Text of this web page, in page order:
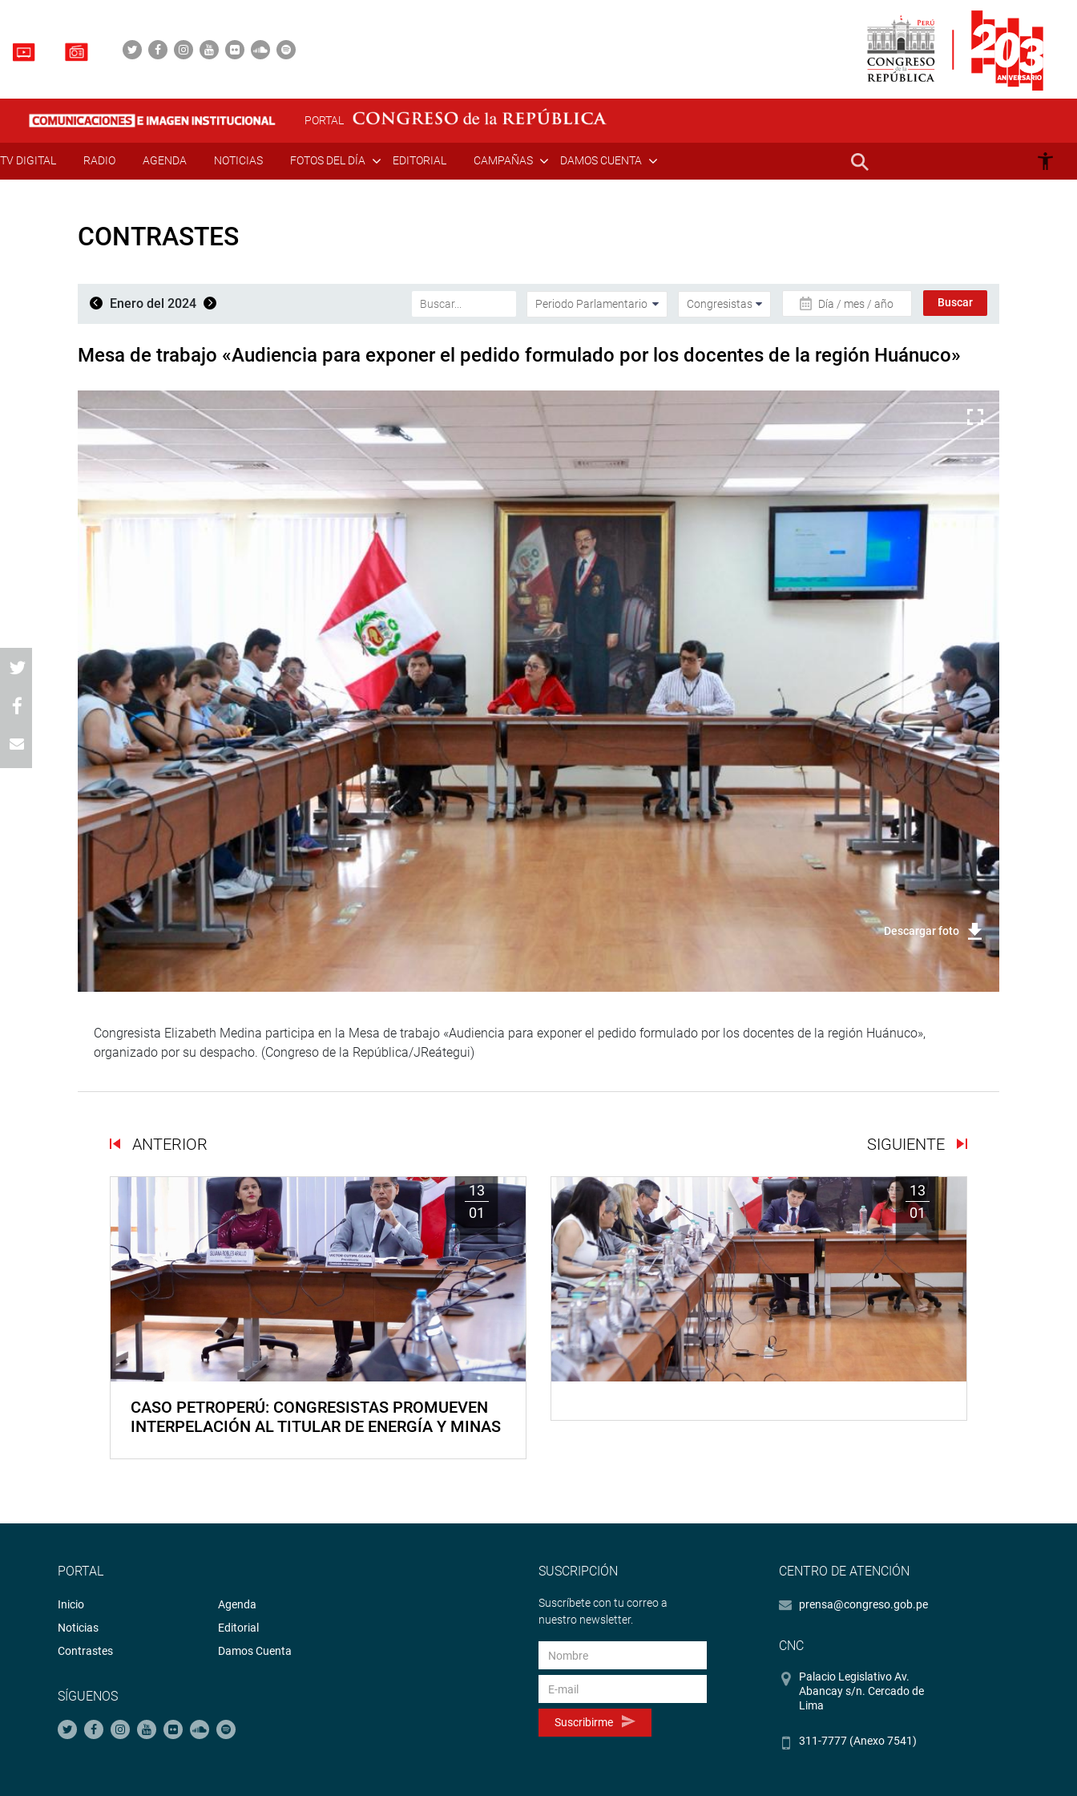
PORTAL
TV DIGITAL RADIO AGENDA NOTICIAS FOTOS DEL DÍA EDITORIAL CAMPAÑAS DAMOS CUENTA
CONTRASTES
Enero del 2024 Día / mes / año
Mesa de trabajo «Audiencia para exponer el pedido formulado por los docentes de la región Huánuco»
Descargar foto
Congresista Elizabeth Medina participa en la Mesa de trabajo «Audiencia para exponer el pedido formulado por los docentes de la región Huánuco»,
organizado por su despacho. (Congreso de la República/JReátegui)
ANTERIOR SIGUIENTE
13
01
CASO PETROPERÚ: CONGRESISTAS PROMUEVEN
INTERPELACIÓN AL TITULAR DE ENERGÍA Y MINAS
13
01
PORTAL
Inicio
Noticias
Contrastes
Agenda
Editorial
Damos Cuenta
SÍGUENOS
SUSCRIPCIÓN
Suscríbete con tu correo a
nuestro newsletter.
Suscribirme
CENTRO DE ATENCIÓN
prensa@congreso.gob.pe
CNC
Palacio Legislativo Av.
Abancay s/n. Cercado de
Lima
311-7777 (Anexo 7541)